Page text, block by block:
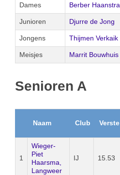
Dames Berber Haanstra
Junioren Djurre de Jong
Jongens Thijmen Verkaik
Meisjes Marrit Bouwhuis
Senioren A
Naam Club Verste
1
Wieger-
Piet
Haarsma,
Langweer
IJ 15.53